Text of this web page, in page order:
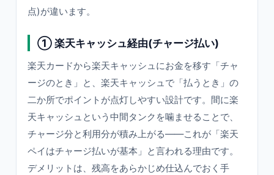
点)が違います。
① 楽天キャッシュ経由(チャージ払い)
楽天カードから楽天キャッシュにお金を移す「チャ
ージのとき」と、楽天キャッシュで「払うとき」の
二か所でポイントが点灯しやすい設計です。間に楽
天キャッシュという中間タンクを噛ませることで、
チャージ分と利用分が積み上がる——これが「楽天
ペイはチャージ払いが基本」と言われる理由です。
デメリットは、残高をあらかじめ仕込んでおく手